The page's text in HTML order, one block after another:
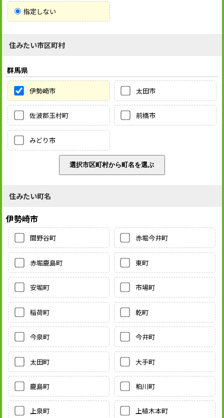
指定しない
住みたい市区町村
群馬県
伊勢崎市 太田市
佐波郡玉村町 前橋市
みどり市
住みたい町名
伊勢崎市
間野谷町 赤堀今井町
赤堀鹿島町 東町
安堀町 市場町
稲荷町 乾町
今泉町 今井町
太田町 大手町
鹿島町 粕川町
上泉町 上植木本町